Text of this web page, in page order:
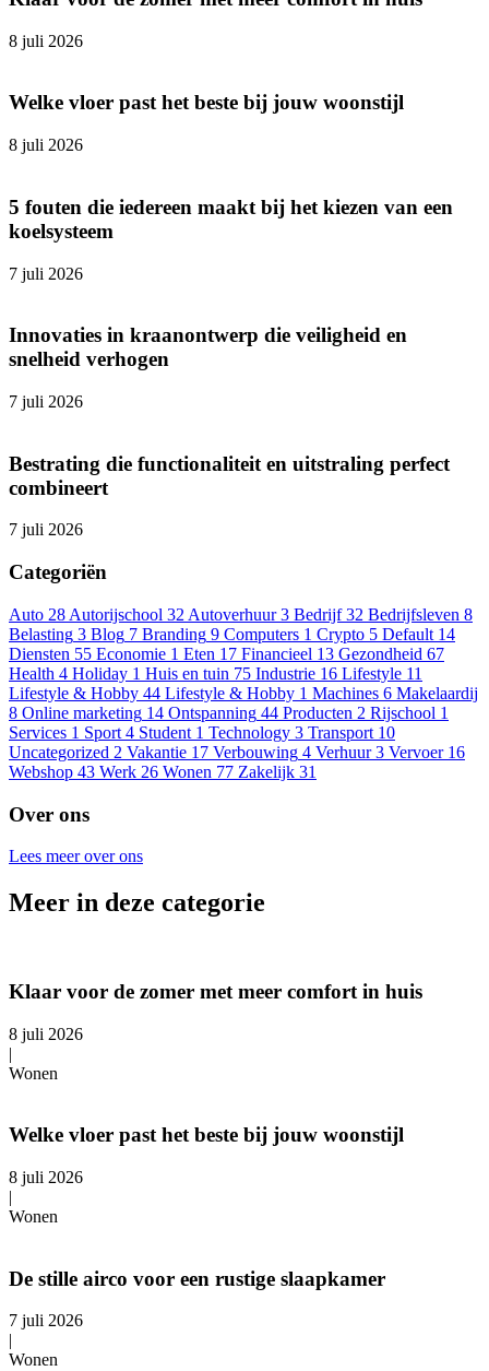
8 juli 2026
Welke vloer past het beste bij jouw woonstijl
8 juli 2026
5 fouten die iedereen maakt bij het kiezen van een
koelsysteem
7 juli 2026
Innovaties in kraanontwerp die veiligheid en
snelheid verhogen
7 juli 2026
Bestrating die functionaliteit en uitstraling perfect
combineert
7 juli 2026
Categoriën
Auto 28 Autorijschool 32 Autoverhuur 3 Bedrijf 32 Bedrijfsleven 8
Belasting 3 Blog 7 Branding 9 Computers 1 Crypto 5 Default 14
Diensten 55 Economie 1 Eten 17 Financieel 13 Gezondheid 67
Health 4 Holiday 1 Huis en tuin 75 Industrie 16 Lifestyle 11
Lifestyle & Hobby 44 Lifestyle & Hobby 1 Machines 6 Makelaardij
8 Online marketing 14 Ontspanning 44 Producten 2 Rijschool 1
Services 1 Sport 4 Student 1 Technology 3 Transport 10
Uncategorized 2 Vakantie 17 Verbouwing 4 Verhuur 3 Vervoer 16
Webshop 43 Werk 26 Wonen 77 Zakelijk 31
Over ons
Lees meer over ons
Meer in deze categorie
Klaar voor de zomer met meer comfort in huis
8 juli 2026
|
Wonen
Welke vloer past het beste bij jouw woonstijl
8 juli 2026
|
Wonen
De stille airco voor een rustige slaapkamer
7 juli 2026
|
Wonen